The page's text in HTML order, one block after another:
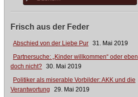
Frisch aus der Feder
Abschied von der Liebe Pur 31. Mai 2019
Partnersuche: „Kinder willkommen“ oder eben
doch nicht? 30. Mai 2019
Politiker als miserable Vorbilder: AKK und die
Verantwortung
29. Mai 2019